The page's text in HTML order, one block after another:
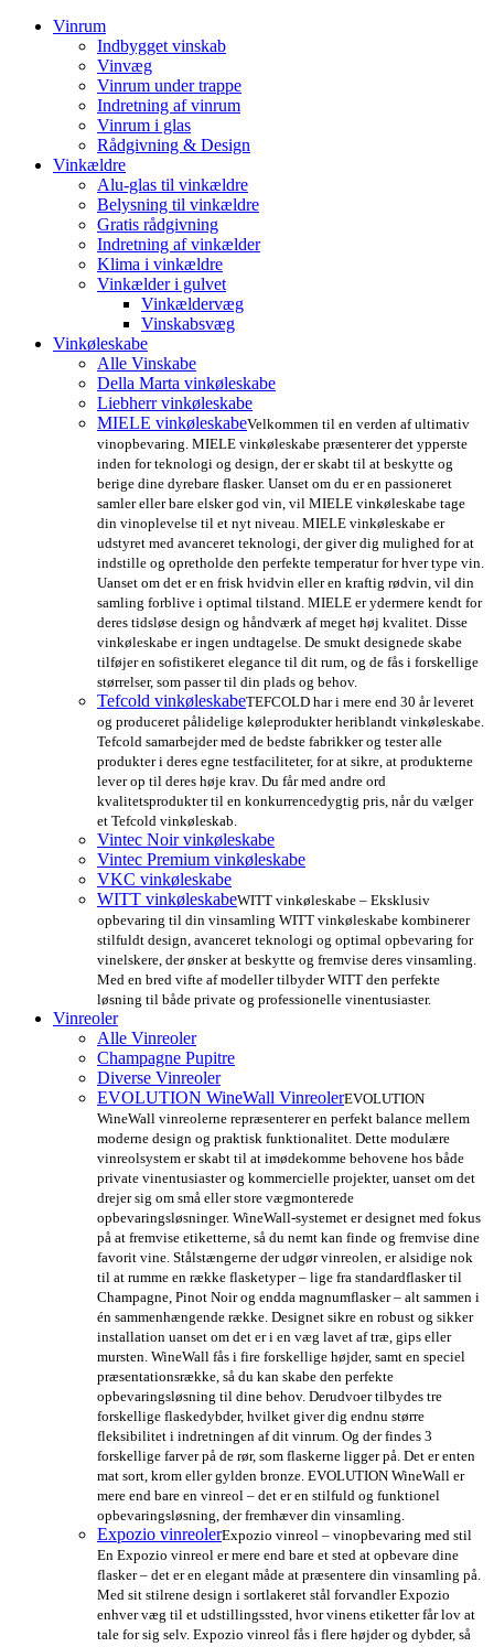
Vinrum
Indbygget vinskab
Vinvæg
Vinrum under trappe
Indretning af vinrum
Vinrum i glas
Rådgivning & Design
Vinkældre
Alu-glas til vinkældre
Belysning til vinkældre
Gratis rådgivning
Indretning af vinkælder
Klima i vinkældre
Vinkælder i gulvet
Vinkældervæg
Vinskabsvæg
Vinkøleskabe
Alle Vinskabe
Della Marta vinkøleskabe
Liebherr vinkøleskabe
MIELE vinkøleskabeVelkommen til en verden af ultimativ
vinopbevaring. MIELE vinkøleskabe præsenterer det ypperste
inden for teknologi og design, der er skabt til at beskytte og
berige dine dyrebare flasker. Uanset om du er en passioneret
samler eller bare elsker god vin, vil MIELE vinkøleskabe tage
din vinoplevelse til et nyt niveau. MIELE vinkøleskabe er
udstyret med avanceret teknologi, der giver dig mulighed for at
indstille og opretholde den perfekte temperatur for hver type vin.
Uanset om det er en frisk hvidvin eller en kraftig rødvin, vil din
samling forblive i optimal tilstand. MIELE er ydermere kendt for
deres tidsløse design og håndværk af meget høj kvalitet. Disse
vinkøleskabe er ingen undtagelse. De smukt designede skabe
tilføjer en sofistikeret elegance til dit rum, og de fås i forskellige
størrelser, som passer til din plads og behov.
Tefcold vinkøleskabeTEFCOLD har i mere end 30 år leveret
og produceret pålidelige køleprodukter heriblandt vinkøleskabe.
Tefcold samarbejder med de bedste fabrikker og tester alle
produkter i deres egne testfaciliteter, for at sikre, at produkterne
lever op til deres høje krav. Du får med andre ord
kvalitetsprodukter til en konkurrencedygtig pris, når du vælger
et Tefcold vinkøleskab.
Vintec Noir vinkøleskabe
Vintec Premium vinkøleskabe
VKC vinkøleskabe
WITT vinkøleskabeWITT vinkøleskabe – Eksklusiv
opbevaring til din vinsamling WITT vinkøleskabe kombinerer
stilfuldt design, avanceret teknologi og optimal opbevaring for
vinelskere, der ønsker at beskytte og fremvise deres vinsamling.
Med en bred vifte af modeller tilbyder WITT den perfekte
løsning til både private og professionelle vinentusiaster.
Vinreoler
Alle Vinreoler
Champagne Pupitre
Diverse Vinreoler
EVOLUTION WineWall VinreolerEVOLUTION
WineWall vinreolerne repræsenterer en perfekt balance mellem
moderne design og praktisk funktionalitet. Dette modulære
vinreolsystem er skabt til at imødekomme behovene hos både
private vinentusiaster og kommercielle projekter, uanset om det
drejer sig om små eller store vægmonterede
opbevaringsløsninger. WineWall-systemet er designet med fokus
på at fremvise etiketterne, så du nemt kan finde og fremvise dine
favorit vine. Stålstængerne der udgør vinreolen, er alsidige nok
til at rumme en række flasketyper – lige fra standardflasker til
Champagne, Pinot Noir og endda magnumflasker – alt sammen i
én sammenhængende række. Designet sikre en robust og sikker
installation uanset om det er i en væg lavet af træ, gips eller
mursten. WineWall fås i fire forskellige højder, samt en speciel
præsentationsrække, så du kan skabe den perfekte
opbevaringsløsning til dine behov. Derudvoer tilbydes tre
forskellige flaskedybder, hvilket giver dig endnu større
fleksibilitet i indretningen af dit vinrum. Og der findes 3
forskellige farver på de rør, som flaskerne ligger på. Det er enten
mat sort, krom eller gylden bronze. EVOLUTION WineWall er
mere end bare en vinreol – det er en stilfuld og funktionel
opbevaringsløsning, der fremhæver din vinsamling.
Expozio vinreolerExpozio vinreol – vinopbevaring med stil
En Expozio vinreol er mere end bare et sted at opbevare dine
flasker – det er en elegant måde at præsentere din vinsamling på.
Med sit stilrene design i sortlakeret stål forvandler Expozio
enhver væg til et udstillingssted, hvor vinens etiketter får lov at
tale for sig selv. Expozio vinreol fås i flere højder og dybder, så